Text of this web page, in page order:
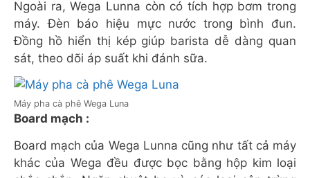
Ngoài ra, Wega Lunna còn có tích hợp bơm trong
máy. Đèn báo hiệu mực nước trong bình đun.
Đồng hồ hiển thị kép giúp barista dễ dàng quan
sát, theo dõi áp suất khi đánh sữa.
Máy pha cà phê Wega Luna
Board mạch :
Board mạch của Wega Lunna cũng như tất cả máy
khác của Wega đều được bọc bằng hộp kim loại